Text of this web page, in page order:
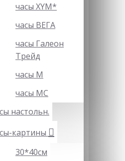
часы XYM*
часы ВЕГА
часы Галеон
Трейд
часы М
часы МС
настольн.
картины
30*40см